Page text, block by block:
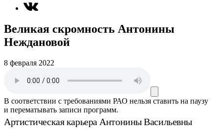
Великая скромность Антонины
Неждановой
8 февраля 2022
В соответствии с требованиями РАО нельзя ставить на паузу
и перематывать записи программ.
Артистическая карьера Антонины Васильевны